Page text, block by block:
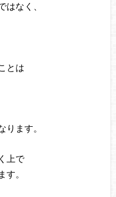
なく、
とは
ます。
上で
。